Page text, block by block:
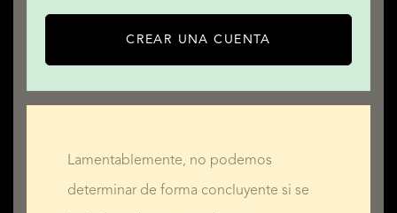
CREAR UNA CUENTA
Lamentablemente, no podemos
determinar de forma concluyente si se